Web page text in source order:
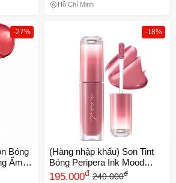
Hồ Chí Minh
-27%
Bóng
Ẩm
-18%
(Hàng nhập khẩu) Son Tint
Bóng Peripera Ink Mood
Glowy Tint
195.000đ 240.000đ